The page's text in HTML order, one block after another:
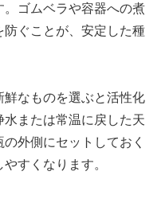
ゴムベラや容器への煮
ぐことが、安定した種
なものを選ぶと活性化
または常温に戻した天
外側にセットしておく
すくなります。